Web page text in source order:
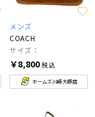
メンズ
COACH
サイズ：
￥8,800税込
ホームズ川崎大師店